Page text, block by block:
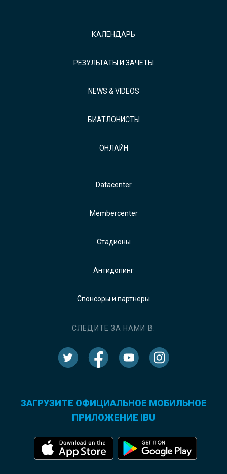
КАЛЕНДАРЬ
РЕЗУЛЬТАТЫ И ЗАЧЕТЫ
NEWS & VIDEOS
БИАТЛОНИСТЫ
ОНЛАЙН
Datacenter
Membercenter
Стадионы
Антидопинг
Спонсоры и партнеры
СЛЕДИТЕ ЗА НАМИ В:
ЗАГРУЗИТЕ ОФИЦИАЛЬНОЕ МОБИЛЬНОЕ
ПРИЛОЖЕНИЕ IBU